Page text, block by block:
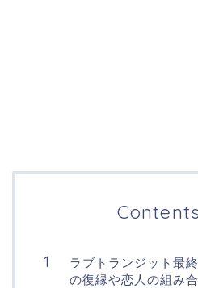
Contents
ラブトランジット最
の復縁や恋人の組み